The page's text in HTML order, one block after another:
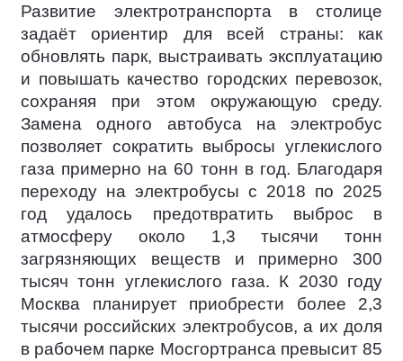
Развитие электротранспорта в столице
задаёт ориентир для всей страны: как
обновлять парк, выстраивать эксплуатацию
и повышать качество городских перевозок,
сохраняя при этом окружающую среду.
Замена одного автобуса на электробус
позволяет сократить выбросы углекислого
газа примерно на 60 тонн в год. Благодаря
переходу на электробусы с 2018 по 2025
год удалось предотвратить выброс в
атмосферу около 1,3 тысячи тонн
загрязняющих веществ и примерно 300
тысяч тонн углекислого газа. К 2030 году
Москва планирует приобрести более 2,3
тысячи российских электробусов, а их доля
в рабочем парке Мосгортранса превысит 85